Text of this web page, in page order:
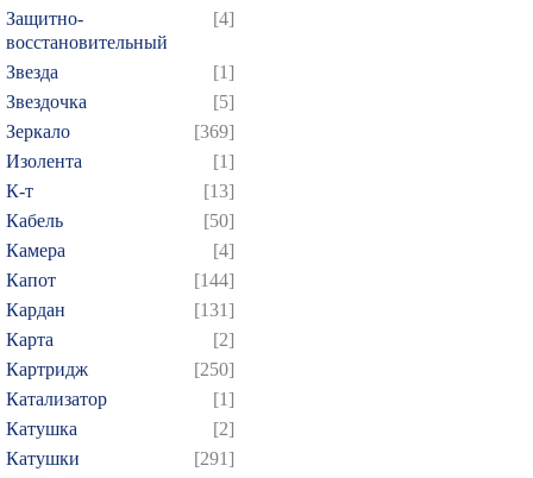
Защитно-
восстановительный
[4]
Звезда
[1]
Звездочка
[5]
Зеркало
[369]
Изолента
[1]
К-т
[13]
Кабель
[50]
Камера
[4]
Капот
[144]
Кардан
[131]
Карта
[2]
Картридж
[250]
Катализатор
[1]
Катушка
[2]
Катушки
[291]